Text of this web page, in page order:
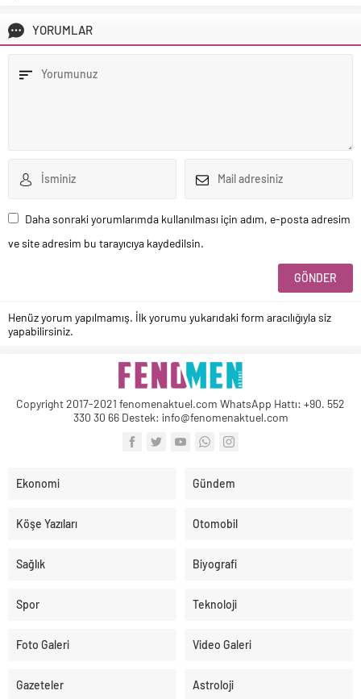
YORUMLAR
Daha sonraki yorumlarımda kullanılması için adım, e-posta adresim
ve site adresim bu tarayıcıya kaydedilsin.
Henüz yorum yapılmamış. İlk yorumu yukarıdaki form aracılığıyla siz
yapabilirsiniz.
Copyright 2017-2021 fenomenaktuel.com WhatsApp Hattı: +90. 552
330 30 66 Destek: info@fenomenaktuel.com
Ekonomi Gündem
Köşe Yazıları Otomobil
Sağlık Biyografi
Spor Teknoloji
Foto Galeri Video Galeri
Gazeteler Astroloji